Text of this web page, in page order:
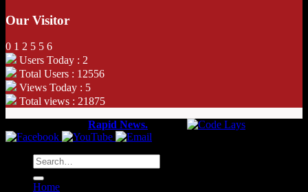
Our Visitor
0 1 2 5 5 6
Users Today : 2
Total Users : 12556
Views Today : 5
Total views : 21875
Rapid News.
Home